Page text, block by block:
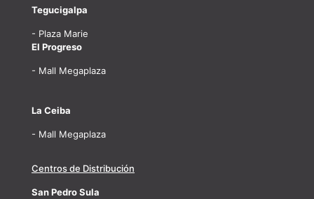
Tegucigalpa
- Plaza Marie
El Progreso
- Mall Megaplaza
La Ceiba
- Mall Megaplaza
Centros de Distribución
San Pedro Sula